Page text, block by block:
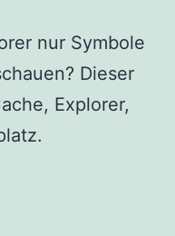
nur Symbole
Dieser
Explorer,